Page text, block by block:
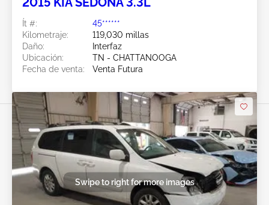
Ít #:
45******
Kilometraje:
119,030 millas
Daño:
Interfaz
Ubicación:
TN - CHATTANOOGA
Fecha de venta:
Venta Futura
Swipe to right for more images